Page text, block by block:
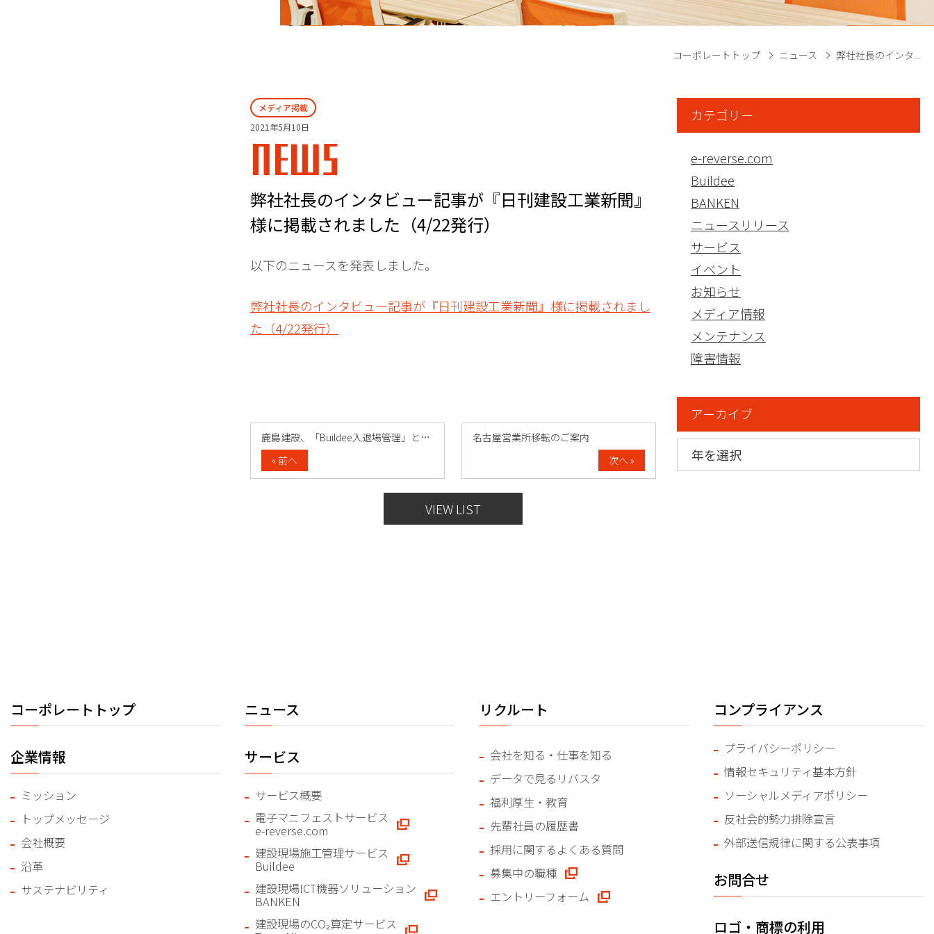
コーポレートトップ ニュース 弊社社長のインタ...
メディア掲載
2021年5月10日
NEWS
弊社社長のインタビュー記事が『日刊建設工業新聞』
様に掲載されました（4/22発行）
以下のニュースを発表しました。
弊社社長のインタビュー記事が『日刊建設工業新聞』様に掲載されまし
た（4/22発行）
鹿島建設、「Buildee入退場管理」と……
« 前へ
名古屋営業所移転のご案内
次へ »
VIEW LIST
カテゴリー
e-reverse.com
Buildee
BANKEN
ニュースリリース
サービス
イベント
お知らせ
メディア情報
メンテナンス
障害情報
アーカイブ
コーポレートトップ
企業情報
ミッション
トップメッセージ
会社概要
沿革
サステナビリティ
ニュース
サービス
サービス概要
電子マニフェストサービス
e-reverse.com
建設現場施工管理サービス
Buildee
建設現場ICT機器ソリューション
BANKEN
建設現場のCO₂算定サービス
リクルート
会社を知る・仕事を知る
データで見るリバスタ
福利厚生・教育
先輩社員の履歴書
採用に関するよくある質問
募集中の職種
エントリーフォーム
コンプライアンス
プライバシーポリシー
情報セキュリティ基本方針
ソーシャルメディアポリシー
反社会的勢力排除宣言
外部送信規律に関する公表事項
お問合せ
ロゴ・商標の利用